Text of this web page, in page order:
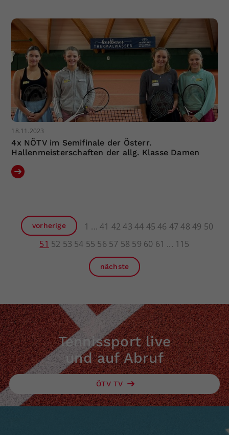
18.11.2023
4x NÖTV im Semifinale der Österr.
Hallenmeisterschaften der allg. Klasse Damen
vorherige 1 41 42 43 44 45 46 47 48 49 50
51 52 53 54 55 56 57 58 59 60 61 115
nächste
Tennissport live
und auf Abruf
ÖTV TV